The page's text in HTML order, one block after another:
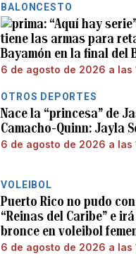
BALONCESTO
“Aquí hay
tiene las armas para
Bayamón en la final del
6 de agosto de 2026 a las
OTROS DEPORTES
Nace la “princesa” de
Camacho-Quinn: Jayla
6 de agosto de 2026 a las
VOLEIBOL
Puerto Rico no pudo
“Reinas del Caribe” e
bronce en voleibol
6 de agosto de 2026 a las